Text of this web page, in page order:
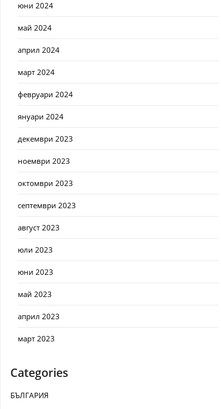
юни 2024
май 2024
април 2024
март 2024
февруари 2024
януари 2024
декември 2023
ноември 2023
октомври 2023
септември 2023
август 2023
юли 2023
юни 2023
май 2023
април 2023
март 2023
Categories
БЪЛГАРИЯ